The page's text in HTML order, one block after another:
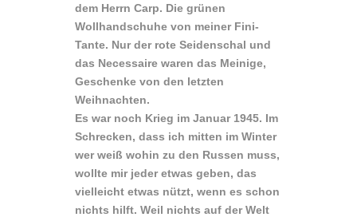
dem Herrn Carp. Die grünen
Wollhandschuhe von meiner Fini-
Tante. Nur der rote Seidenschal und
das Necessaire waren das Meinige,
Geschenke von den letzten
Weihnachten.
Es war noch Krieg im Januar 1945. Im
Schrecken, dass ich mitten im Winter
wer weiß wohin zu den Russen muss,
wollte mir jeder etwas geben, das
vielleicht etwas nützt, wenn es schon
nichts hilft. Weil nichts auf der Welt